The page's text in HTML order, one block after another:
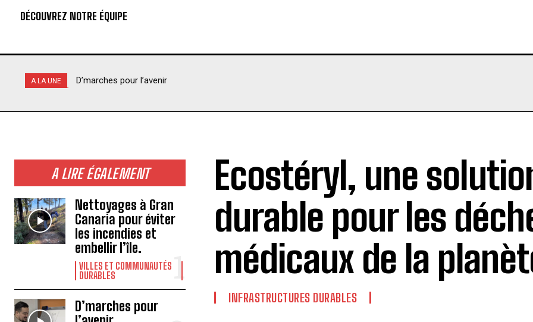
DÉCOUVREZ NOTRE ÉQUIPE
A LA UNE D’marches pour l’avenir
Le vélo permet-il vraiment de respecter l’environnement ? La réponse de 3 spécialistes
A LIRE ÉGALEMENT
Nettoyages à Gran
Canaria pour éviter
les incendies et
embellir l’île.
VILLES ET COMMUNAUTÉS
DURABLES
D’marches pour
Ecostéryl, une
durable pour les
médicaux de la
INFRASTRUCTURES DURABLES